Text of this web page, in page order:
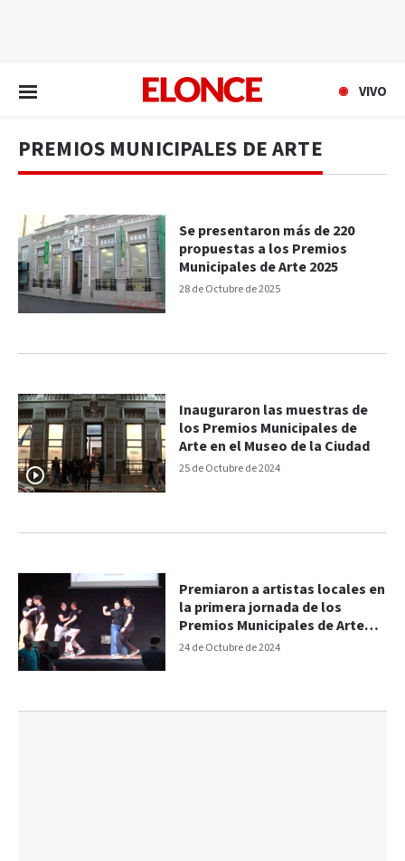
VIVO
PREMIOS MUNICIPALES DE ARTE
28 de Octubre de 2025
Se presentaron más de 220
propuestas a los Premios
Municipales de Arte 2025
25 de Octubre de 2024
Inauguraron las muestras de
los Premios Municipales de
Arte en el Museo de la Ciudad
24 de Octubre de 2024
Premiaron a artistas locales en
la primera jornada de los
Premios Municipales de Arte
2024